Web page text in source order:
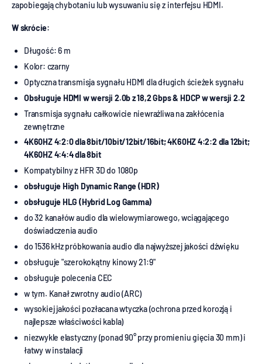
zapobiegają chybotaniu lub wysuwaniu się z interfejsu HDMI.
W skrócie:
Długość: 6 m
Kolor: czarny
Optyczna transmisja sygnału HDMI dla długich ścieżek sygnału
Obsługuje HDMI w wersji 2.0b z 18,2 Gbps & HDCP w wersji 2.2
Transmisja sygnału całkowicie niewrażliwa na zakłócenia
zewnętrzne
4K60HZ 4:2:0 dla 8bit/10bit/12bit/16bit; 4K60HZ 4:2:2 dla 12bit;
4K60HZ 4:4:4 dla 8bit
Kompatybilny z HFR 3D do 1080p
obsługuje High Dynamic Range (HDR)
obsługuje HLG (Hybrid Log Gamma)
do 32 kanałów audio dla wielowymiarowego, wciągającego
doświadczenia audio
do 1536 kHz próbkowania audio dla najwyższej jakości dźwięku
obsługuje "szerokokątny kinowy 21:9"
obsługuje polecenia CEC
w tym. Kanał zwrotny audio (ARC)
wysokiej jakości pozłacana wtyczka (ochrona przed korozją i
najlepsze właściwości kabla)
niezwykle elastyczny (ponad 90° przy promieniu gięcia 30 mm) i
łatwy w instalacji